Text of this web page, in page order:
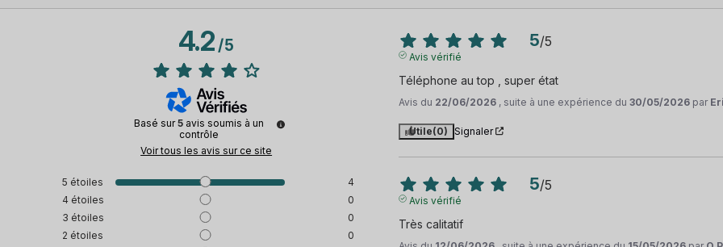
4.2/5
Basé sur5 avis soumis à un
contrôle
Voir tous les avis sur ce site
5 étoiles
4
4 étoiles
0
3 étoiles
0
2 étoiles
0
5/5
Avis vérifié
Téléphone au top , super état
Avis du 22/06/2026 , suite à une expérience du30/05/2026 par
Utile(0) Signaler
5/5
Avis vérifié
Très calitatif